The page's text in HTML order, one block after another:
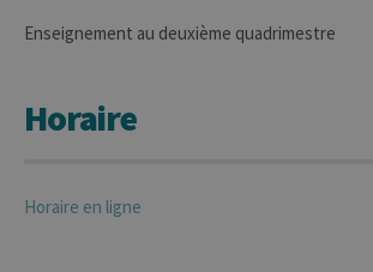
Enseignement au deuxième quadrimestre
Horaire
Horaire en ligne